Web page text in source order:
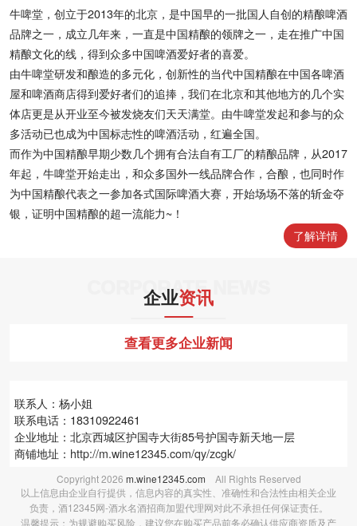
牛啤堂，创立于2013年的北京，是中国早的一批国人自创的精酿啤酒
品牌之一，成立几年来，一直是中国精酿的领牌之一，走在推广中国
精酿文化的线，得到众多中国啤酒爱好者的喜爱。
由牛啤堂研发和酿造的多元化，创新性的当代中国精酿在中国各啤酒
屋和啤酒商店得到爱好者们的追捧，我们在北京和其他地方的几个实
体店更是从开业至今被发烧友们天天满堂。由牛啤堂发起和参与的众
多活动已也成为中国标志性的啤酒活动，红遍全国。
而作为中国精酿早期少数几个拥有合法自有工厂的精酿品牌，从2017
年起，牛啤堂开始走出，和众多国外一线品牌合作，合酿，也同时作
为中国精酿代表之一参加各式国际啤酒大赛，开始场场不落的斩金夺
银，证明中国精酿的超一流能力~！
了解详情
CORPORATE NEWS
企业资讯
查看更多企业新闻
联系人：杨小姐
联系电话：18310922461
企业地址：北京西城区护国寺大街85号护国寺新天地一层
商铺地址： http://m.wine12345.com/qy/zcgk/
Copyright2026 m.wine12345.com All Rights Reserved
以上信息由企业自行提供，信息内容的真实性、准确性和合法性由相关企业
负责，酒12345网-酒水名酒招商加盟代理网对此不承担任何保证责任。
温馨提示：为规避购买风险，建议您在购买产品前务必确认供应商资质及产